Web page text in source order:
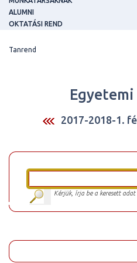
ALUMNI
OKTATÁSI REND
Tanrend
2017-2018-1.
Kérjük, írja be a keresett